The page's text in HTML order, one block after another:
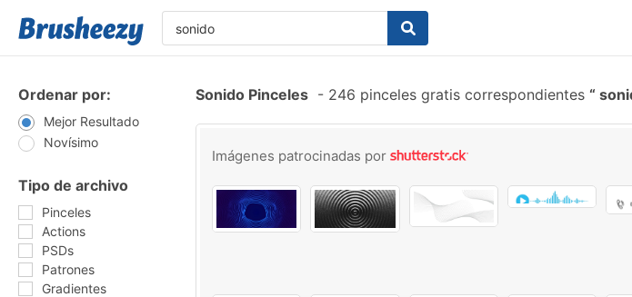
Ordenar por:
Mejor Resultado
Novísimo
Tipo de archivo
Pinceles
Actions
PSDs
Patrones
Gradientes
Sonido Pinceles - 246 pinceles gratis correspondientes
Imágenes patrocinadas por